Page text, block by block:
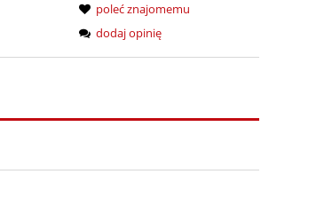
poleć znajomemu
dodaj opinię